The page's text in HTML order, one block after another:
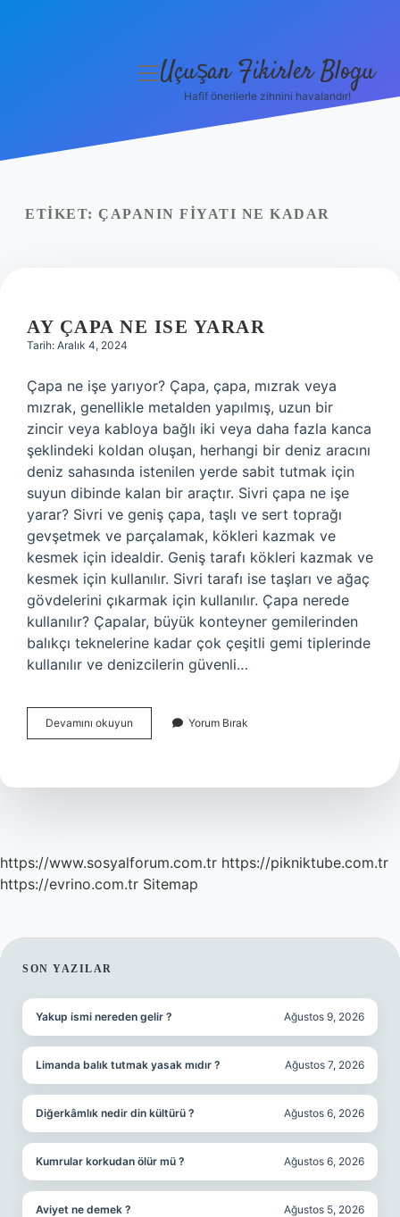
Yasal Uyarı
menüyü
Uçuşan Fikirler Blogu
Hafif önerilerle zihnini havalandır!
ETIKET: ÇAPANIN FIYATI NE KADAR
AY ÇAPA NE ISE YARAR
Tarih: Aralık 4, 2024
Çapa ne işe yarıyor? Çapa, çapa, mızrak veya
mızrak, genellikle metalden yapılmış, uzun bir
zincir veya kabloya bağlı iki veya daha fazla kanca
şeklindeki koldan oluşan, herhangi bir deniz aracını
deniz sahasında istenilen yerde sabit tutmak için
suyun dibinde kalan bir araçtır. Sivri çapa ne işe
yarar? Sivri ve geniş çapa, taşlı ve sert toprağı
gevşetmek ve parçalamak, kökleri kazmak ve
kesmek için idealdir. Geniş tarafı kökleri kazmak ve
kesmek için kullanılır. Sivri tarafı ise taşları ve ağaç
gövdelerini çıkarmak için kullanılır. Çapa nerede
kullanılır? Çapalar, büyük konteyner gemilerinden
balıkçı teknelerine kadar çok çeşitli gemi tiplerinde
kullanılır ve denizcilerin güvenli…
Devamını okuyun
Çapa
Yarar
Yorum Bırak
https://www.sosyalforum.com.tr https://pikniktube.com.tr
https://evrino.com.tr Sitemap
SIDEBAR
SON YAZILAR
Yakup ismi nereden gelir ? Ağustos 9, 2026
Limanda balık tutmak yasak mıdır ? Ağustos 7, 2026
Diğerkâmlık nedir din kültürü ? Ağustos 6, 2026
Kumrular korkudan ölür mü ? Ağustos 6, 2026
Aviyet ne demek ? Ağustos 5, 2026